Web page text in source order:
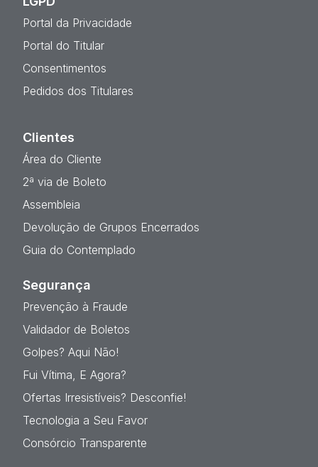
Portal da Privacidade
Portal do Titular
Consentimentos
Pedidos dos Titulares
Clientes
Área do Cliente
2ª via de Boleto
Assembleia
Devolução de Grupos Encerrados
Guia do Contemplado
Segurança
Prevenção à Fraude
Validador de Boletos
Golpes? Aqui Não!
Fui Vítima, E Agora?
Ofertas Irresistíveis? Desconfie!
Tecnologia a Seu Favor
Consórcio Transparente